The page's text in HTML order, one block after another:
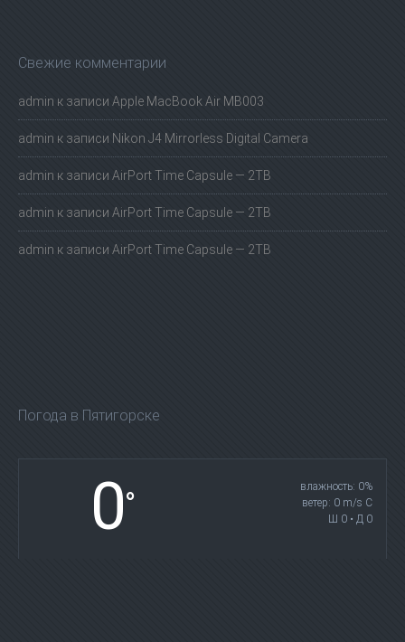
Свежие комментарии
admin к записи Apple MacBook Air MB003
admin к записи Nikon J4 Mirrorless Digital Camera
admin к записи AirPort Time Capsule — 2TB
admin к записи AirPort Time Capsule — 2TB
admin к записи AirPort Time Capsule — 2TB
Погода в Пятигорске
0°
влажность: 0%
ветер: 0 m/s С
Ш 0 • Д 0